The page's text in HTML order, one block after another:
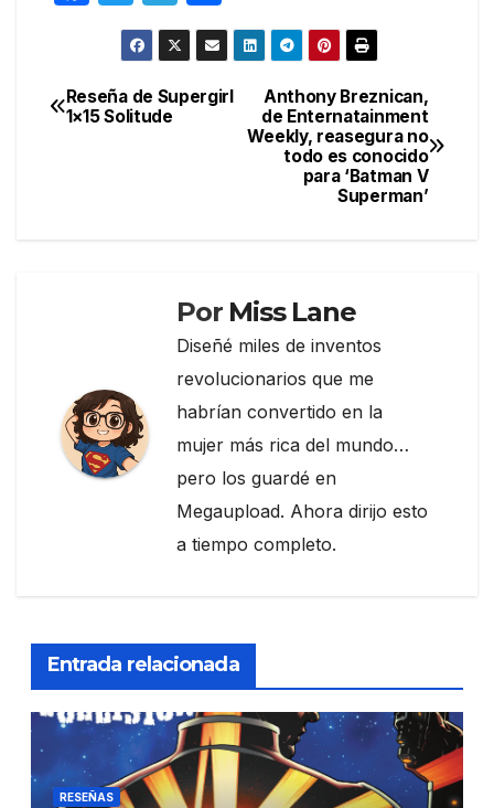
e
b
w
itt
er
el
e
gr
o
m
p
ar
Navegación
Anthony Breznican,
de Enternatainment
Weekly, reasegura no
todo es conocido
para ‘Batman V
Superman’
Reseña de Supergirl
1×15 Solitude
Por Miss Lane
Diseñé miles de inventos
revolucionarios que me
habrían convertido en la
mujer más rica del mundo…
pero los guardé en
Megaupload. Ahora dirijo esto
a tiempo completo.
Entrada relacionada
RESEÑAS